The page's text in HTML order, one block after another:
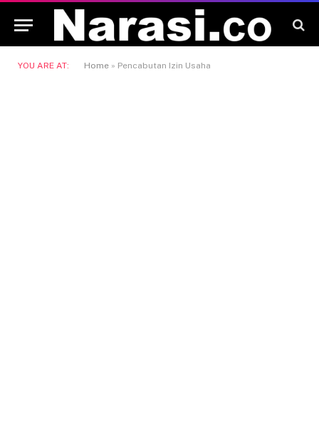
YOU ARE AT: Home » Pencabutan Izin Usaha